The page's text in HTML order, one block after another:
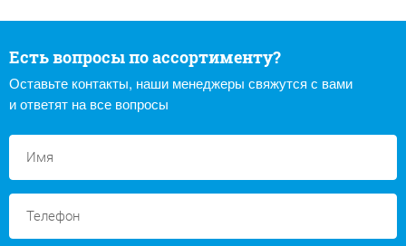
Есть вопросы по ассортименту?
Оставьте контакты, наши менеджеры свяжутся с вами
и ответят на все вопросы